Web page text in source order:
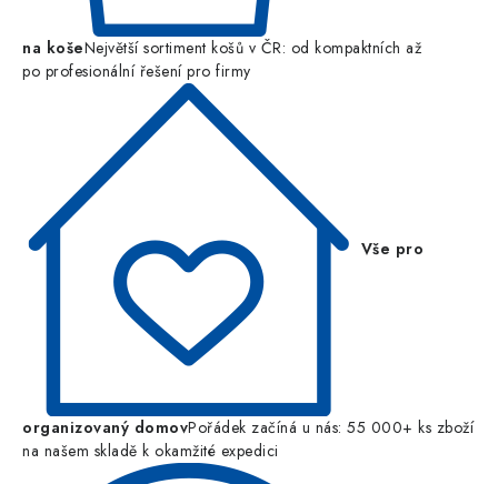
na košeNejvětší sortiment košů v ČR: od kompaktních až
po profesionální řešení pro firmy
Vše pro
organizovaný domovPořádek začíná u nás: 55 000+ ks zboží
na našem skladě k okamžité expedici